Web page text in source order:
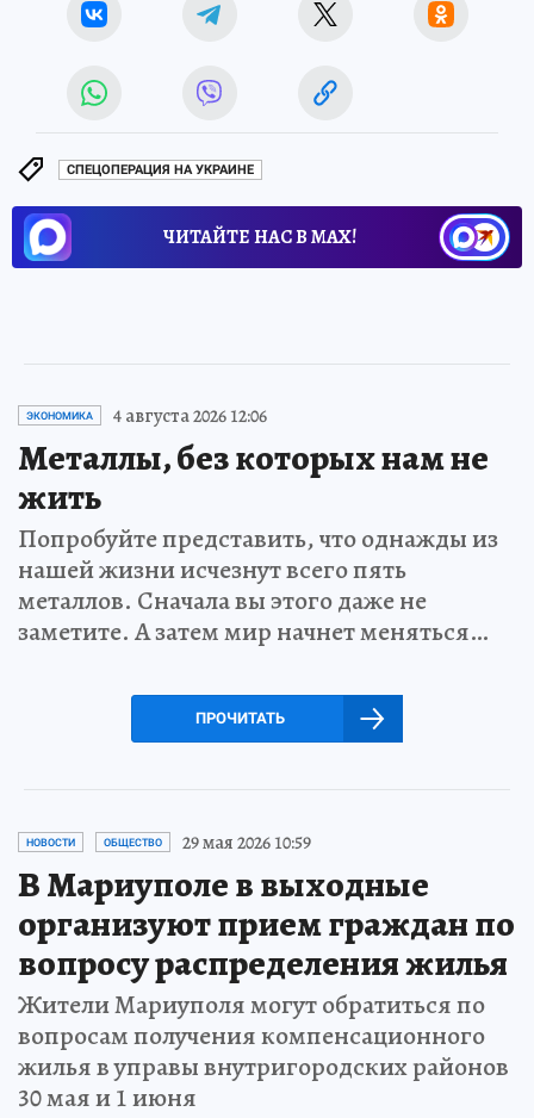
СПЕЦОПЕРАЦИЯ НА УКРАИНЕ
ЧИТАЙТЕ НАС В МАХ!
ЭКОНОМИКА 4 августа 2026 12:06
Металлы, без которых нам не
жить
Попробуйте представить, что однажды из
нашей жизни исчезнут всего пять
металлов. Сначала вы этого даже не
заметите. А затем мир начнет меняться…
ПРОЧИТАТЬ
НОВОСТИ ОБЩЕСТВО 29 мая 2026 10:59
В Мариуполе в выходные
организуют прием граждан по
вопросу распределения жилья
Жители Мариуполя могут обратиться по
вопросам получения компенсационного
жилья в управы внутригородских районов
30 мая и 1 июня